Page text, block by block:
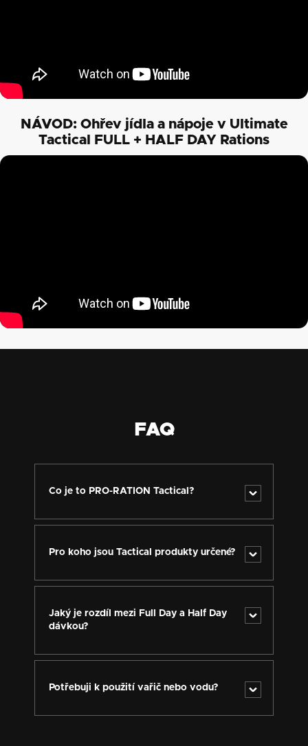
NÁVOD: Ohřev jídla a nápoje v Ultimate
Tactical FULL + HALF DAY Rations
FAQ
Co je to PRO-RATION Tactical?
PRO-RATION Tactical jsou bojové dávky potravin tak,
co největším ohledem na skladnost a nízkou
Pro koho jsou Tactical produkty určené?
Pro každého, kdo potřebuje kvalitní, chutnou a funkční
IZS, technické týmy.
Jaký je rozdíl mezi Full Day a Half Day
dávkou?
– lehčí dávka na cca 12 hodin: 1 hlavní
jídlo, svačiny, samoohřev.
Potřebuji k použití vařič nebo vodu?